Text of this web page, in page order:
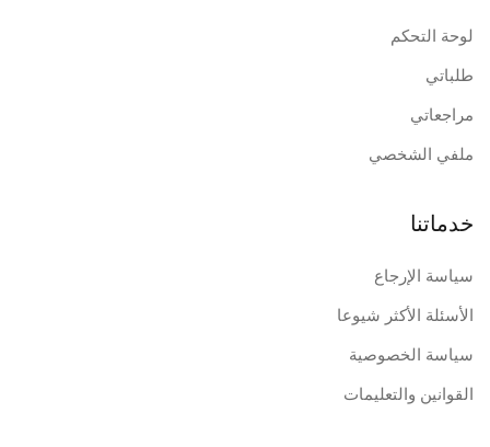
لوحة التحكم
طلباتي
مراجعاتي
ملفي الشخصي
خدماتنا
سياسة الإرجاع
الأسئلة الأكثر شيوعا
سياسة الخصوصية
القوانين والتعليمات